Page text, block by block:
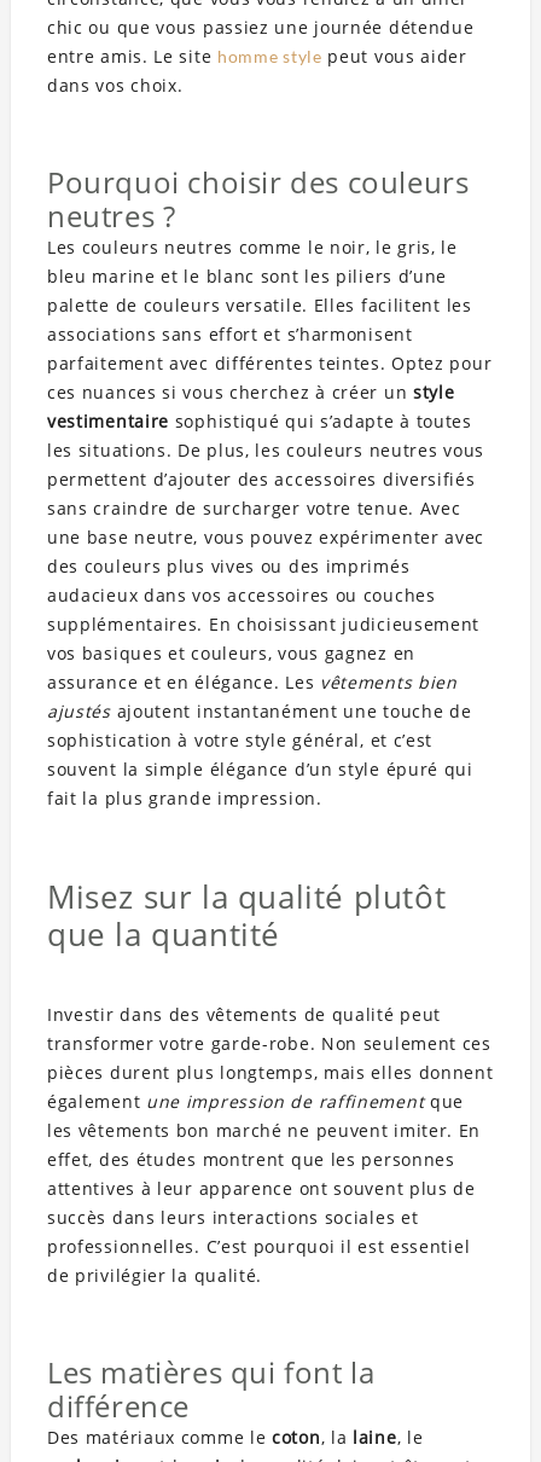
chic ou que vous passiez une journée détendue
entre amis. Le site homme style peut vous aider
dans vos choix.
Pourquoi choisir des couleurs
neutres ?
Les couleurs neutres comme le noir, le gris, le
bleu marine et le blanc sont les piliers d’une
palette de couleurs versatile. Elles facilitent les
associations sans effort et s’harmonisent
parfaitement avec différentes teintes. Optez pour
ces nuances si vous cherchez à créer un style
vestimentaire sophistiqué qui s’adapte à toutes
les situations. De plus, les couleurs neutres vous
permettent d’ajouter des accessoires diversifiés
sans craindre de surcharger votre tenue. Avec
une base neutre, vous pouvez expérimenter avec
des couleurs plus vives ou des imprimés
audacieux dans vos accessoires ou couches
supplémentaires. En choisissant judicieusement
vos basiques et couleurs, vous gagnez en
assurance et en élégance. Les vêtements bien
ajustésajoutent instantanément une touche de
sophistication à votre style général, et c’est
souvent la simple élégance d’un style épuré qui
fait la plus grande impression.
Misez sur la qualité plutôt
que la quantité
Investir dans des vêtements de qualité peut
transformer votre garde-robe. Non seulement ces
pièces durent plus longtemps, mais elles donnent
également une impression de raffinementque
les vêtements bon marché ne peuvent imiter. En
effet, des études montrent que les personnes
attentives à leur apparence ont souvent plus de
succès dans leurs interactions sociales et
professionnelles. C’est pourquoi il est essentiel
de privilégier la qualité.
Les matières qui font la
différence
Des matériaux comme lecoton, la laine, le